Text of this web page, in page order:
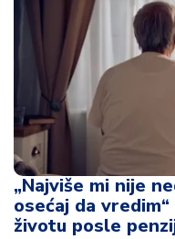
„Najviše mi nije
osećaj da
životu posle